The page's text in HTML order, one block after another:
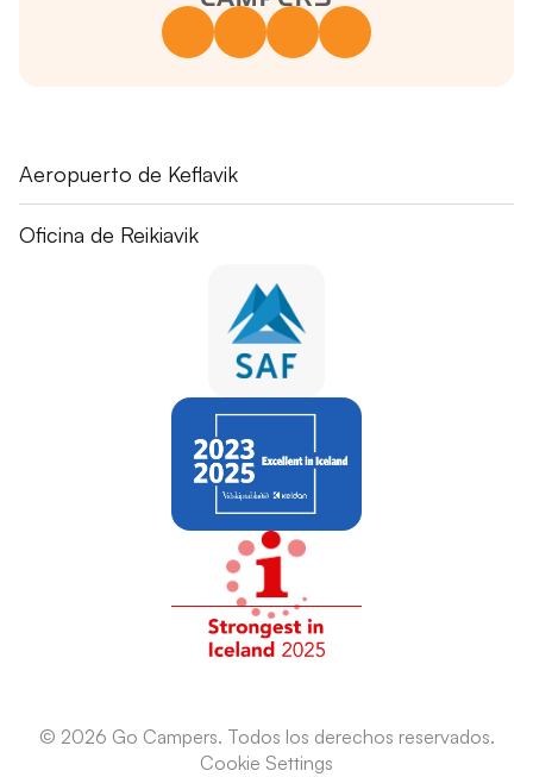
Aeropuerto de Keflavik
230 Reykjanesbær
go@gorentals.is
Oficina de Reikiavik
105 Reykjavík
© 2026 Go Campers. Todos los derechos reservados.
Cookie Settings